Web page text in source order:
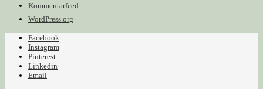
Kommentarfeed
WordPress.org
Facebook
Instagram
Pinterest
Linkedin
Email